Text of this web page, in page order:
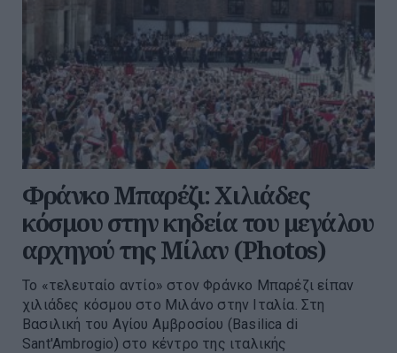
Φράνκο Μπαρέζι: Χιλιάδες
κόσμου στην κηδεία του μεγάλου
αρχηγού της Μίλαν (Photos)
Το «τελευταίο αντίο» στον Φράνκο Μπαρέζι είπαν
χιλιάδες κόσμου στο Μιλάνο στην Ιταλία. Στη
Βασιλική του Αγίου Αμβροσίου (Basilica di
Sant'Ambrogio) στο κέντρο της ιταλικής